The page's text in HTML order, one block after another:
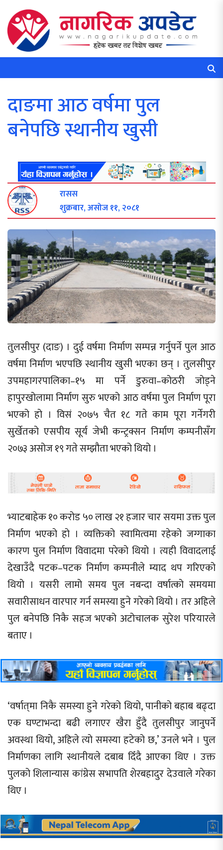
दाङमा आठ वर्षमा पुल
बनेपछि स्थानीय खुसी
रासस
शुक्रबार, असोज ११, २०८१
तुलसीपुर (दाङ) । दुई वर्षमा निर्माण सम्पन्न गर्नुपर्ने पुल आठ
वर्षमा निर्माण भएपछि स्थानीय खुसी भएका छन् । तुलसीपुर
उपमहागरपालिका–१५ मा पर्ने डुरुवा–कोठरी जोड्ने
हापुरखोलामा निर्माण सुरु भएको आठ वर्षमा पुल निर्माण पूरा
भएको हो । विसं २०७५ चैत १८ गते काम पूरा गर्नेगरी
सुर्खेतको एसपीय सूर्य जेभी कन्ट्रक्सन निर्माण कम्पनीसँग
२०७३ असोज १९ गते सम्झौता भएको थियो ।
भ्याटबाहेक १० करोड ५० लाख २१ हजार चार सयमा उक्त पुल
निर्माण भएको हो । व्यक्तिको स्वामित्वमा रहेको जग्गाका
कारण पुल निर्माण विवादमा परेको थियो । त्यही विवादलाई
देखाउँदै पटक–पटक निर्माण कम्पनीले म्याद थप गरिएको
थियो । यसरी लामो समय पुल नबन्दा वर्षात्को समयमा
सवारीसाधन वारपार गर्न समस्या हुने गरेको थियो । तर अहिले
पुल बनेपछि निकै सहज भएको अटोचालक सुरेश परियारले
बताए ।
‘वर्षात्‌मा निकै समस्या हुने गरेको थियो, पानीको बहाब बढ्दा
एक घण्टाभन्दा बढी लगाएर खैरा हुँदै तुलसीपुर जानुपर्ने
अवस्था थियो, अहिले त्यो समस्या हटेको छ,’ उनले भने । पुल
निर्माणका लागि स्थानीयले दबाब दिँदै आएका थिए । उक्त
पुलको शिलान्यास कांग्रेस सभापति शेरबहादुर देउवाले गरेका
थिए ।